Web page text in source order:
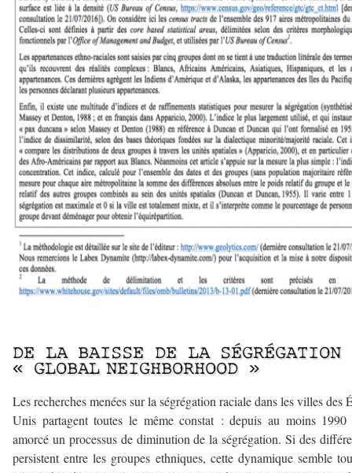
DE LA BAISSE DE LA SÉGRÉGATION
« GLOBAL NEIGHBORHOOD »
Les recherches menées sur la ségrégation raciale dans les villes des
Unis partagent toutes le même constat : depuis au moins 1990
amorcé un processus de diminution de la ségrégation. Si des
persistent entre les groupes ethniques, cette dynamique semble